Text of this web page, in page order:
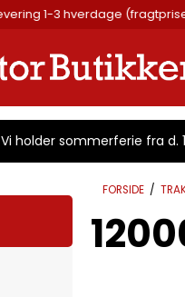
Levering 1-3 hverdage
Vi holder sommerferie fra d.
FORSIDE /